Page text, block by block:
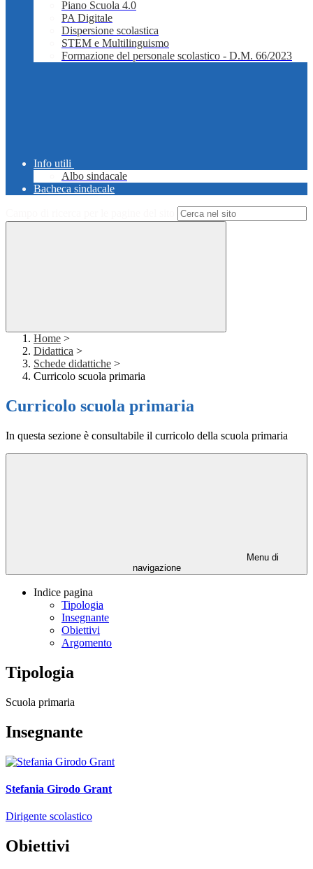
Piano Scuola 4.0
PA Digitale
Dispersione scolastica
STEM e Multilinguismo
Formazione del personale scolastico - D.M. 66/2023
Info utili
Albo sindacale
Bacheca sindacale
Home >
Didattica >
Schede didattiche >
Curricolo scuola primaria
Curricolo scuola primaria
In questa sezione è consultabile il curricolo della scuola primaria
Menu di
navigazione
Indice pagina
Tipologia
Insegnante
Obiettivi
Argomento
Tipologia
Scuola primaria
Insegnante
Stefania Girodo Grant
Dirigente scolastico
Obiettivi